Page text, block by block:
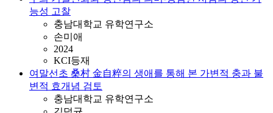
능성 고찰
충남대학교 유학연구소
손미애
2024
KCI등재
여말선초 桑村 金自粹의 생애를 통해 본 가변적 충과 불
변적 효개념 검토
충남대학교 유학연구소